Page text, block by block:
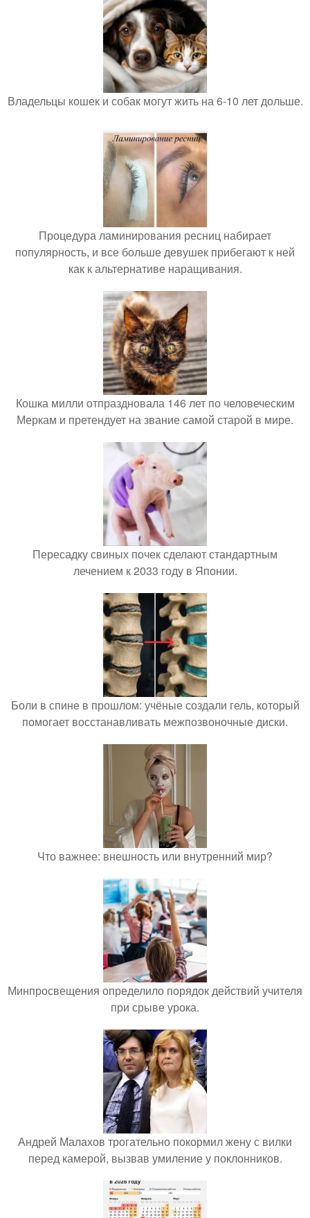
Владельцы кошек и собак могут жить на 6-10 лет дольше.
Процедура ламинирования ресниц набирает
популярность, и все больше девушек прибегают к ней
как к альтернативе наращивания.
Кошка милли отпраздновала 146 лет по человеческим
Меркам и претендует на звание самой старой в мире.
Пересадку свиных почек сделают стандартным
лечением к 2033 году в Японии.
Боли в спине в прошлом: учёные создали гель, который
помогает восстанавливать межпозвоночные диски.
Что важнее: внешность или внутренний мир?
Минпросвещения определило порядок действий учителя
при срыве урока.
Андрей Малахов трогательно покормил жену с вилки
перед камерой, вызвав умиление у поклонников.